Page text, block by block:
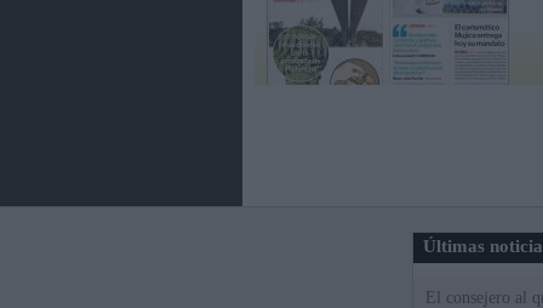
Últimas
El consejero al